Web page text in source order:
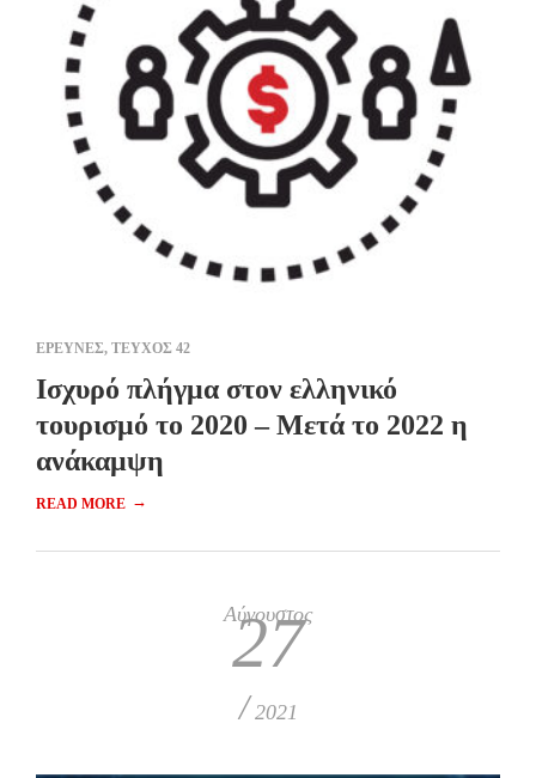
ΕΡΕΥΝΕΣ, ΤΕΥΧΟΣ 42
Ισχυρό πλήγμα στον ελληνικό
τουρισμό το 2020 – Μετά το 2022 η
ανάκαμψη
READ MORE →
Αύγουστος
27
/ 2021